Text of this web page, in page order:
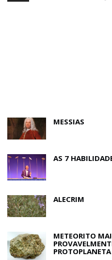
MESSIAS
AS 7
ALECRIM
METEORITO
PROTOPLANETA